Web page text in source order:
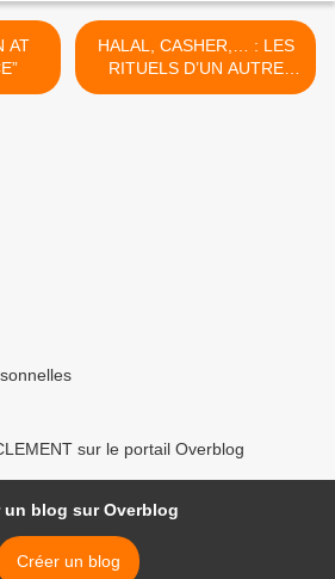
HALAL, CASHER,… : LES
RITUELS D’UN AUTRE
TEMPS, AU XXIème
sur le portail Overblog
un blog sur Overblog
Créer un blog